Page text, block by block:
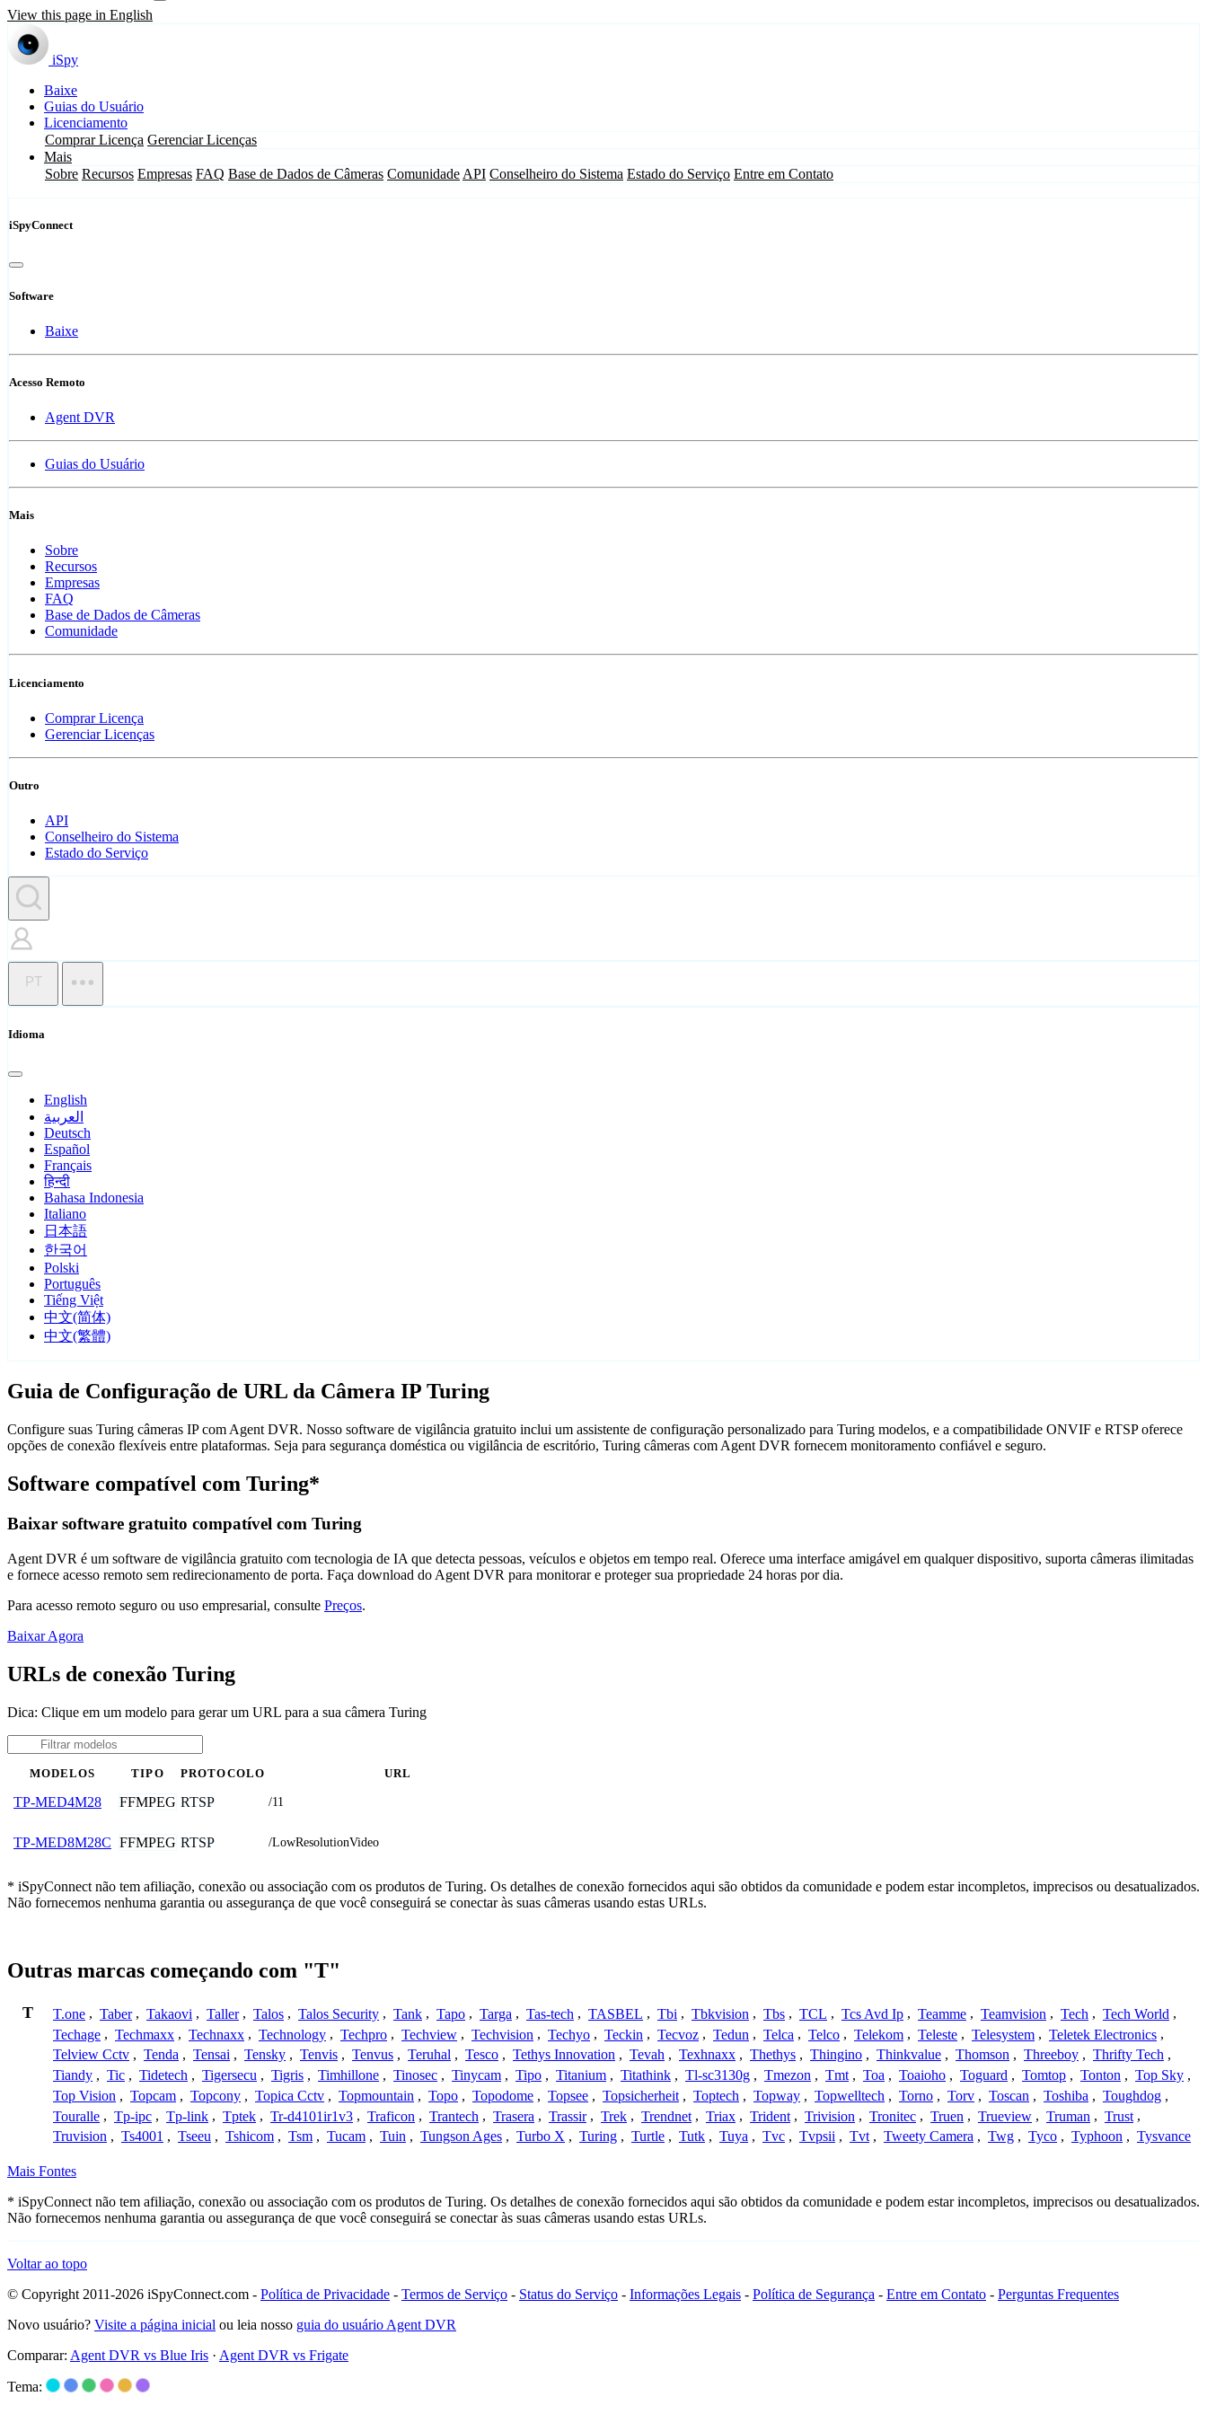
View this page in English
iSpy
Baixe
Guias do Usuário
Licenciamento
Comprar Licença Gerenciar Licenças
Mais
Sobre Recursos Empresas FAQ Base de Dados de Câmeras Comunidade API Conselheiro do Sistema Estado do Serviço Entre em Contato
iSpyConnect
Software
Baixe
Acesso Remoto
Agent DVR
Guias do Usuário
Mais
Sobre
Recursos
Empresas
FAQ
Base de Dados de Câmeras
Comunidade
Licenciamento
Comprar Licença
Gerenciar Licenças
Outro
API
Conselheiro do Sistema
Estado do Serviço
PT
Idioma
English
العربية
Deutsch
Español
Français
हिन्दी
Bahasa Indonesia
Italiano
日本語
한국어
Polski
Português
Tiếng Việt
中文(简体)
中文(繁體)
Guia de Configuração de URL da Câmera IP Turing
Configure suas Turing câmeras IP com Agent DVR. Nosso software de vigilância gratuito inclui um assistente de configuração personalizado para Turing modelos, e a compatibilidade ONVIF e RTSP oferece
opções de conexão flexíveis entre plataformas. Seja para segurança doméstica ou vigilância de escritório, Turing câmeras com Agent DVR fornecem monitoramento confiável e seguro.
Software compatível com Turing*
Baixar software gratuito compatível com Turing
Agent DVR é um software de vigilância gratuito com tecnologia de IA que detecta pessoas, veículos e objetos em tempo real. Oferece uma interface amigável em qualquer dispositivo, suporta câmeras ilimitadas
e fornece acesso remoto sem redirecionamento de porta. Faça download do Agent DVR para monitorar e proteger sua propriedade 24 horas por dia.
Para acesso remoto seguro ou uso empresarial, consulte Preços.
Baixar Agora
URLs de conexão Turing
Dica: Clique em um modelo para gerar um URL para a sua câmera Turing
MODELOS TIPO PROTOCOLO URL
TP-MED4M28 FFMPEG RTSP /11
TP-MED8M28C FFMPEG RTSP /LowResolutionVideo
* iSpyConnect não tem afiliação, conexão ou associação com os produtos de Turing. Os detalhes de conexão fornecidos aqui são obtidos da comunidade e podem estar incompletos, imprecisos ou desatualizados.
Não fornecemos nenhuma garantia ou assegurança de que você conseguirá se conectar às suas câmeras usando estas URLs.
Outras marcas começando com "T"
T T.one , Taber , Takaovi , Taller , Talos , Talos Security , Tank , Tapo , Targa , Tas-tech , TASBEL , Tbi , Tbkvision , Tbs , TCL , Tcs Avd Ip , Teamme , Teamvision , Tech , Tech World ,
Techage , Techmaxx , Technaxx , Technology , Techpro , Techview , Techvision , Techyo , Teckin , Tecvoz , Tedun , Telca , Telco , Telekom , Teleste , Telesystem , Teletek Electronics ,
Telview Cctv , Tenda , Tensai , Tensky , Tenvis , Tenvus , Teruhal , Tesco , Tethys Innovation , Tevah , Texhnaxx , Thethys , Thingino , Thinkvalue , Thomson , Threeboy , Thrifty Tech ,
Tiandy , Tic , Tidetech , Tigersecu , Tigris , Timhillone , Tinosec , Tinycam , Tipo , Titanium , Titathink , Tl-sc3130g , Tmezon , Tmt , Toa , Toaioho , Toguard , Tomtop , Tonton , Top Sky ,
Top Vision , Topcam , Topcony , Topica Cctv , Topmountain , Topo , Topodome , Topsee , Topsicherheit , Toptech , Topway , Topwelltech , Torno , Torv , Toscan , Toshiba , Toughdog ,
Touralle , Tp-ipc , Tp-link , Tptek , Tr-d4101ir1v3 , Traficon , Trantech , Trasera , Trassir , Trek , Trendnet , Triax , Trident , Trivision , Tronitec , Truen , Trueview , Truman , Trust ,
Truvision , Ts4001 , Tseeu , Tshicom , Tsm , Tucam , Tuin , Tungson Ages , Turbo X , Turing , Turtle , Tutk , Tuya , Tvc , Tvpsii , Tvt , Tweety Camera , Twg , Tyco , Typhoon , Tysvance
Mais Fontes
* iSpyConnect não tem afiliação, conexão ou associação com os produtos de Turing. Os detalhes de conexão fornecidos aqui são obtidos da comunidade e podem estar incompletos, imprecisos ou desatualizados.
Não fornecemos nenhuma garantia ou assegurança de que você conseguirá se conectar às suas câmeras usando estas URLs.
Voltar ao topo
© Copyright 2011-2026 iSpyConnect.com - Política de Privacidade - Termos de Serviço - Status do Serviço - Informações Legais - Política de Segurança - Entre em Contato - Perguntas Frequentes
Novo usuário? Visite a página inicial ou leia nosso guia do usuário Agent DVR
Comparar: Agent DVR vs Blue Iris · Agent DVR vs Frigate
Tema: